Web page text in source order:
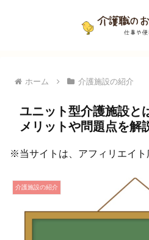
ホーム 介護施設の紹介
ユニット型介護施設と
メリットや問題点を解
※当サイトは、アフィリエイト
介護施設の紹介